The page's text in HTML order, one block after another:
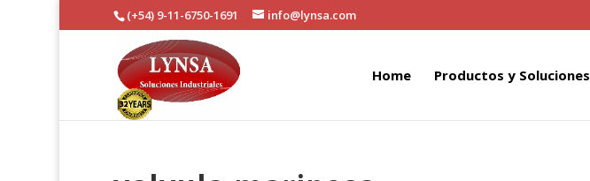
(+54) 9-11-6750-1691 info@lynsa.com
Home Productos y Soluciones